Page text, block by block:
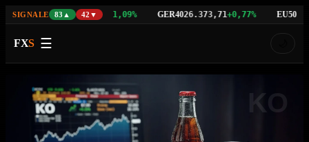
SIGNALE 83▲ 42▼
NAS100 29.742,21+1,09% GER4026.373,71+0,77% EU50
FXS ☰
KO